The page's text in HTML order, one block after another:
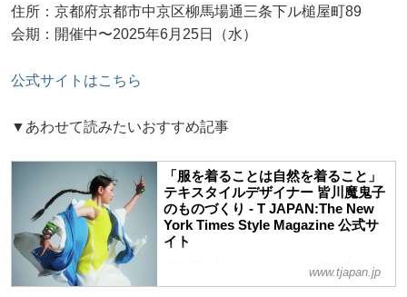
住所：京都府京都市中京区柳馬場通三条下ル槌屋町89
会期：開催中〜2025年6月25日（水）
公式サイトはこちら
▼あわせて読みたいおすすめ記事
「服を着ることは自然を着ること」
テキスタイルデザイナー 皆川魔鬼子
のものづくり - T JAPAN:The New
York Times Style Magazine 公式サ
イト
半世紀以上にわたり、ナチュラル感があり
ながら、独創的で極めて洗練された生地を
www.tjapan.jp